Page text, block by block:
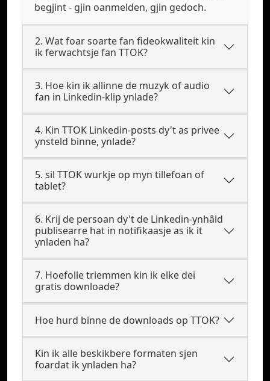
begjint - gjin oanmelden, gjin gedoch.
2. Wat foar soarte fan fideokwaliteit kin
ik ferwachtsje fan TTOK?
3. Hoe kin ik allinne de muzyk of audio
fan in Linkedin-klip ynlade?
4. Kin TTOK Linkedin-posts dy't as privee
ynsteld binne, ynlade?
5. sil TTOK wurkje op myn tillefoan of
tablet?
6. Krij de persoan dy't de Linkedin-ynhâld
publisearre hat in notifikaasje as ik it
ynladen ha?
7. Hoefolle triemmen kin ik elke dei
gratis downloade?
Hoe hurd binne de downloads op TTOK?
Kin ik alle beskikbere formaten sjen
foardat ik ynladen ha?